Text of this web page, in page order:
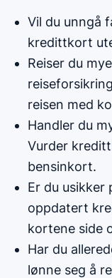
Vil du unngå
kredittkort
Reiser du
reisen med
Handler du
Vurder
bensinkort.
Er du usikker
oppdatert
kortene side
Har du
lønne seg å